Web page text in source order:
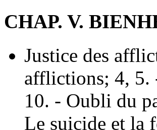
CHAP. V.
Justice des
afflictions; 4, 5.
10. - Oubli du
Le suicide et la